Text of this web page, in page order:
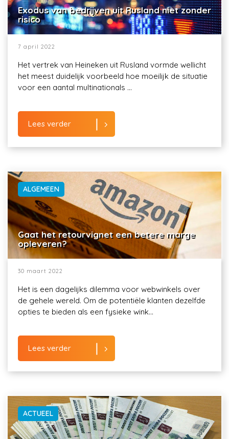
Exodus van bedrijven uit Rusland niet zonder
risico
7 april 2022
Het vertrek van Heineken uit Rusland vormde wellicht
het meest duidelijk voorbeeld hoe moeilijk de situatie
voor een aantal multinationals ...
Lees verder
ALGEMEEN
Gaat het retourvignet een betere marge
opleveren?
30 maart 2022
Het is een dagelijks dilemma voor webwinkels over
de gehele wereld. Om de potentiële klanten dezelfde
opties te bieden als een fysieke wink...
Lees verder
ACTUEEL